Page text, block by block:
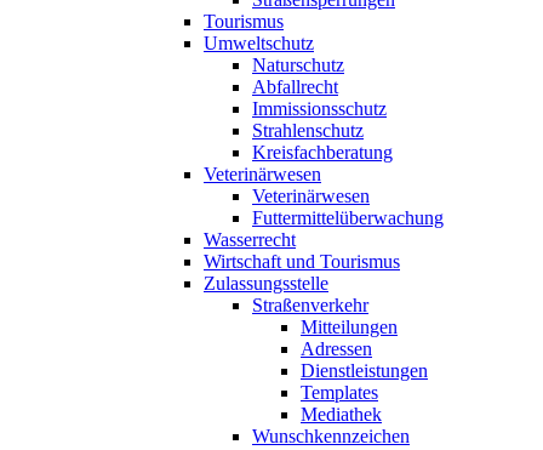
Tourismus
Umweltschutz
Naturschutz
Abfallrecht
Immissionsschutz
Strahlenschutz
Kreisfachberatung
Veterinärwesen
Veterinärwesen
Futtermittelüberwachung
Wasserrecht
Wirtschaft und Tourismus
Zulassungsstelle
Straßenverkehr
Mitteilungen
Adressen
Dienstleistungen
Templates
Mediathek
Wunschkennzeichen